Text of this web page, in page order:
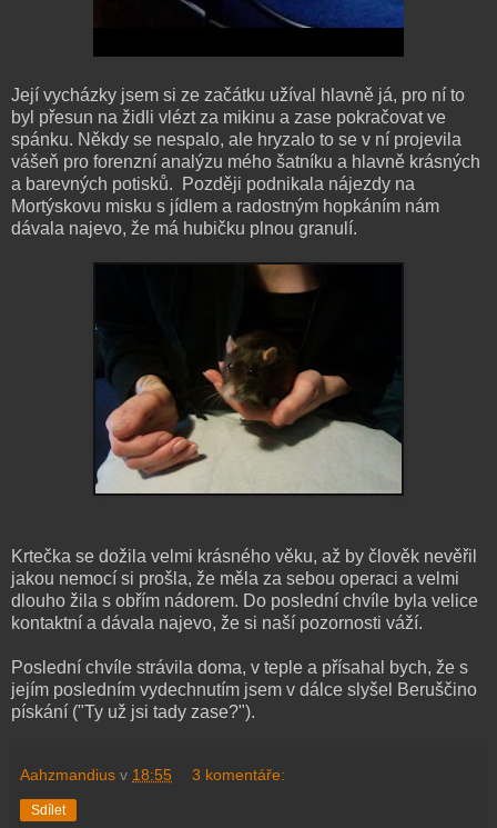
Její vycházky jsem si ze začátku užíval hlavně já, pro ní to
byl přesun na židli vlézt za mikinu a zase pokračovat ve
spánku. Někdy se nespalo, ale hryzalo to se v ní projevila
vášeň pro forenzní analýzu mého šatníku a hlavně krásných
a barevných potisků. Později podnikala nájezdy na
Mortýskovu misku s jídlem a radostným hopkáním nám
dávala najevo, že má hubičku plnou granulí.
Krtečka se dožila velmi krásného věku, až by člověk nevěřil
jakou nemocí si prošla, že měla za sebou operaci a velmi
dlouho žila s obřím nádorem. Do poslední chvíle byla velice
kontaktní a dávala najevo, že si naší pozornosti váží.
Poslední chvíle strávila doma, v teple a přísahal bych, že s
jejím posledním vydechnutím jsem v dálce slyšel Beruščino
pískání ("Ty už jsi tady zase?").
Aahzmandius v 18:55 3 komentáře:
Sdílet